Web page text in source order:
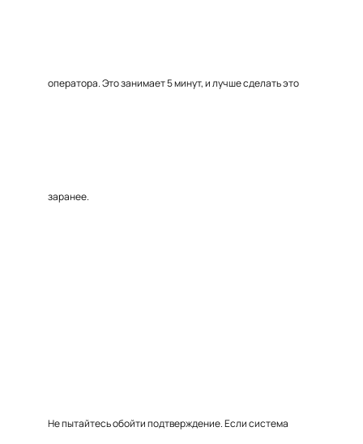
оператора. Это занимает 5 минут, и лучше сделать это
заранее.
Не пытайтесь обойти подтверждение. Если система